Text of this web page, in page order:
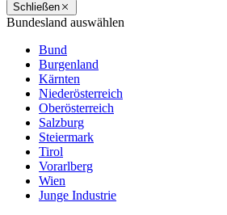
Schließen
Bundesland auswählen
Bund
Burgenland
Kärnten
Niederösterreich
Oberösterreich
Salzburg
Steiermark
Tirol
Vorarlberg
Wien
Junge Industrie